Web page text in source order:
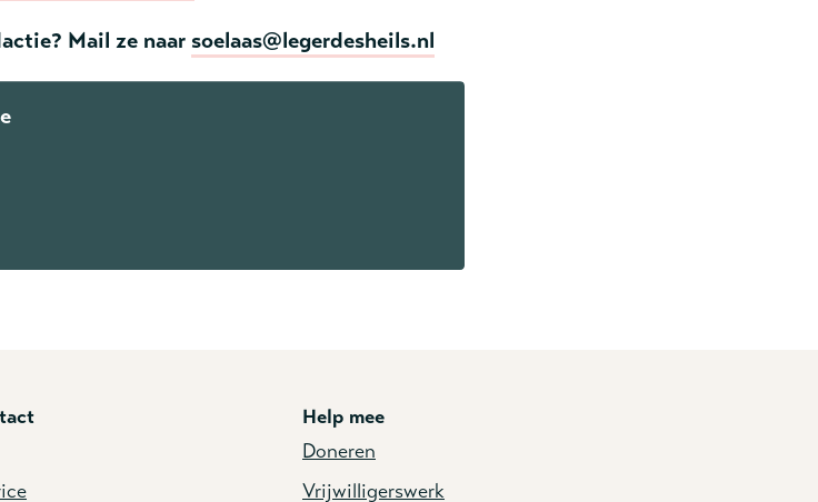
Mail ze naar soelaas@legerdesheils.nl
Help mee
Doneren
Vrijwilligerswerk